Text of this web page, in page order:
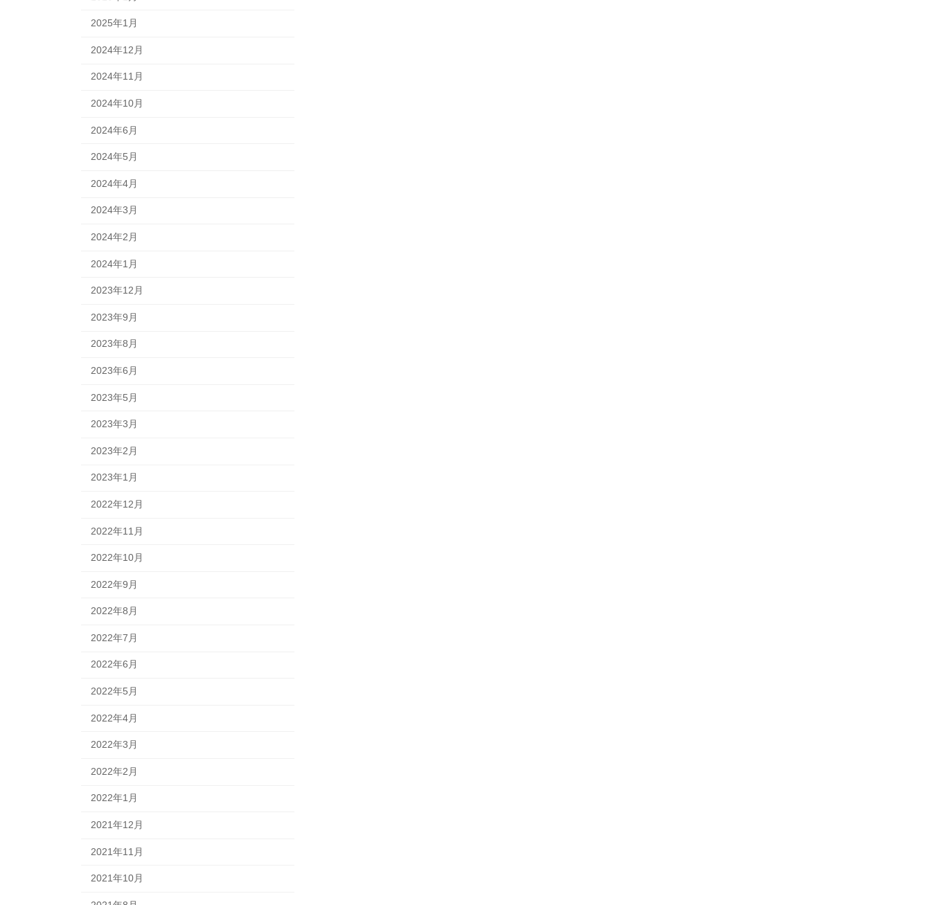
2025年1月
2024年12月
2024年11月
2024年10月
2024年6月
2024年5月
2024年4月
2024年3月
2024年2月
2024年1月
2023年12月
2023年9月
2023年8月
2023年6月
2023年5月
2023年3月
2023年2月
2023年1月
2022年12月
2022年11月
2022年10月
2022年9月
2022年8月
2022年7月
2022年6月
2022年5月
2022年4月
2022年3月
2022年2月
2022年1月
2021年12月
2021年11月
2021年10月